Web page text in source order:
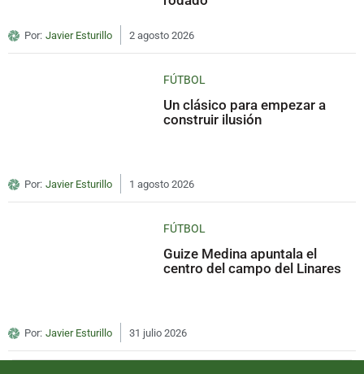
Por: Javier Esturillo 2 agosto 2026
FÚTBOL
Un clásico para empezar a
construir ilusión
Por: Javier Esturillo 1 agosto 2026
FÚTBOL
Guize Medina apuntala el
centro del campo del Linares
Por: Javier Esturillo 31 julio 2026